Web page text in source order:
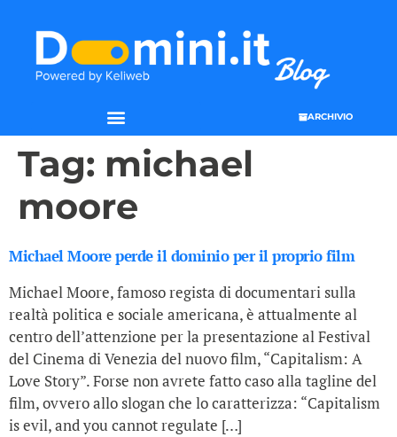
ARCHIVIO
Tag: michael
moore
Michael Moore perde il dominio per il proprio film
Michael Moore, famoso regista di documentari sulla
realtà politica e sociale americana, è attualmente al
centro dell’attenzione per la presentazione al Festival
del Cinema di Venezia del nuovo film, “Capitalism: A
Love Story”. Forse non avrete fatto caso alla tagline del
film, ovvero allo slogan che lo caratterizza: “Capitalism
is evil, and you cannot regulate […]